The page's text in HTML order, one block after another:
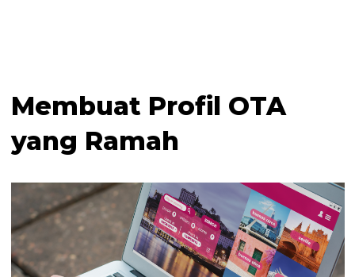
Membuat Profil OTA
yang Ramah